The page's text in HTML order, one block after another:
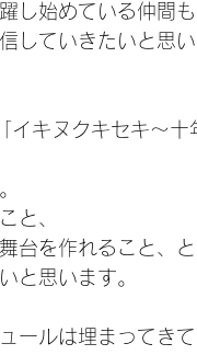
し始めている仲間も
していきたいと思い
イキヌクキセキ〜
と、
台を作れること、
と思います。
ールは埋まってき